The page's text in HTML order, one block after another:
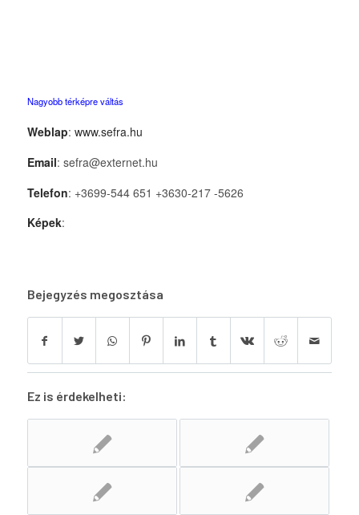
Nagyobb térképre váltás
Weblap: www.sefra.hu
Email: sefra@externet.hu
Telefon: +3699-544 651 +3630-217 -5626
Képek:
Bejegyzés megosztása
Ez is érdekelheti: